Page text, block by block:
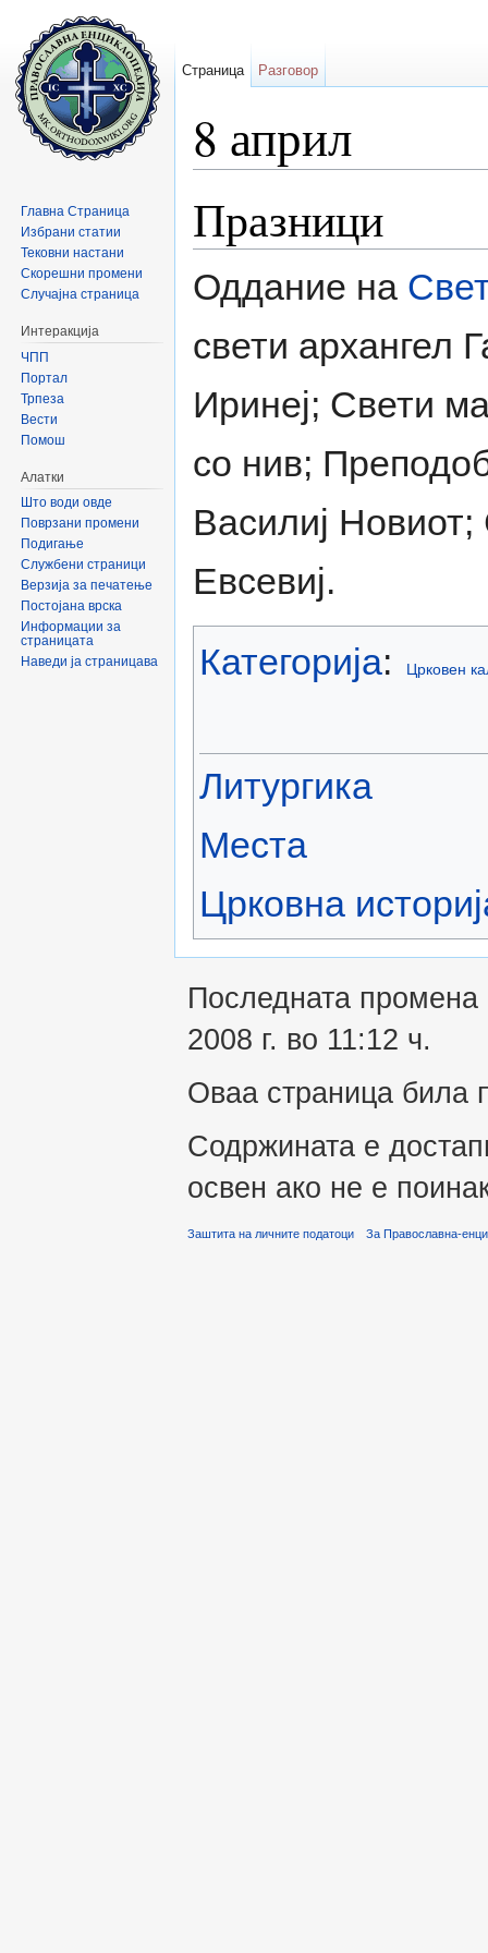
8 април
Празници
Оддание на
свети архангел
Иринеј; Свети
со нив;
Василиј
Евсевиј.
Категорија: Црковен
Литургика
Места
Црковна
Страница Разговор
Главна Страница
Избрани статии
Тековни настани
Скорешни промени
Случајна страница
Интеракција
ЧПП
Портал
Трпеза
Вести
Помош
Алатки
Што води овде
Поврзани промени
Подигање
Службени страници
Верзија за печатење
Постојана врска
Информации за
страницата
Наведи ја страницава
Последната
2008 г. во 11:12 ч.
Оваа страница била
Содржината е
освен ако не е
Заштита на личните податоци За Православна-